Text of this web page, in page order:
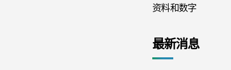
资料和数字
最新消息